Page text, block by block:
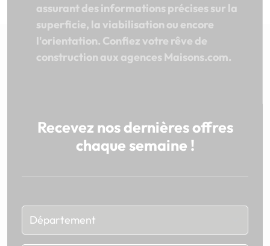
assurant des informations précises sur la
superficie, la viabilisation ou encore
l'orientation. Confiez votre rêve de
construction aux agences Maisons.com.
Recevez nos dernières offres
chaque semaine !